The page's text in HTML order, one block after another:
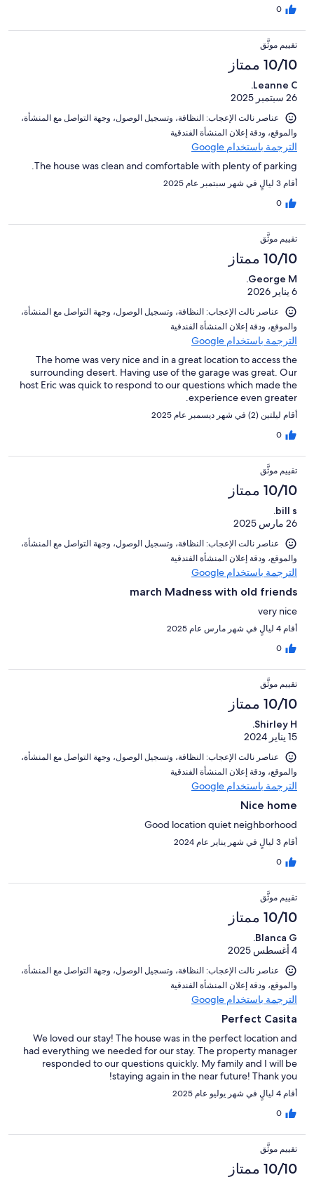
0
تقييم موثَّق
10/10 ممتاز
Leanne C.
26 سبتمبر 2025
عناصر نالت الإعجاب: ⁦النظافة⁩، و⁦تسجيل الوصول⁩، و⁦جهة التواصل مع المنشأة⁩،
و⁦الموقع⁩، و⁦دقة إعلان المنشأة الفندقية⁩
الترجمة باستخدام Google
The house was clean and comfortable with plenty of parking.
أقام 3 ليالٍ في شهر سبتمبر عام 2025
0
تقييم موثَّق
10/10 ممتاز
George M.
6 يناير 2026
عناصر نالت الإعجاب: ⁦النظافة⁩، و⁦تسجيل الوصول⁩، و⁦جهة التواصل مع المنشأة⁩،
و⁦الموقع⁩، و⁦دقة إعلان المنشأة الفندقية⁩
الترجمة باستخدام Google
The home was very nice and in a great location to access the
surrounding desert. Having use of the garage was great. Our
host Eric was quick to respond to our questions which made the
experience even greater.
أقام ليلتين (2) في شهر ديسمبر عام 2025
0
تقييم موثَّق
10/10 ممتاز
bill s.
26 مارس 2025
عناصر نالت الإعجاب: ⁦النظافة⁩، و⁦تسجيل الوصول⁩، و⁦جهة التواصل مع المنشأة⁩،
و⁦الموقع⁩، و⁦دقة إعلان المنشأة الفندقية⁩
الترجمة باستخدام Google
march Madness with old friends
very nice
أقام 4 ليالٍ في شهر مارس عام 2025
0
تقييم موثَّق
10/10 ممتاز
Shirley H.
15 يناير 2024
عناصر نالت الإعجاب: ⁦النظافة⁩، و⁦تسجيل الوصول⁩، و⁦جهة التواصل مع المنشأة⁩،
و⁦الموقع⁩، و⁦دقة إعلان المنشأة الفندقية⁩
الترجمة باستخدام Google
Nice home
Good location quiet neighborhood
أقام 3 ليالٍ في شهر يناير عام 2024
0
تقييم موثَّق
10/10 ممتاز
Blanca G.
4 أغسطس 2025
عناصر نالت الإعجاب: ⁦النظافة⁩، و⁦تسجيل الوصول⁩، و⁦جهة التواصل مع المنشأة⁩،
و⁦الموقع⁩، و⁦دقة إعلان المنشأة الفندقية⁩
الترجمة باستخدام Google
Perfect Casita
We loved our stay! The house was in the perfect location and
had everything we needed for our stay. The property manager
responded to our questions quickly. My family and I will be
staying again in the near future! Thank you!
أقام 4 ليالٍ في شهر يوليو عام 2025
0
تقييم موثَّق
10/10 ممتاز